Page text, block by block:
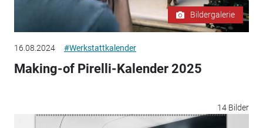
Bildergalerie
16.08.2024 #Werkstattkalender
Making-of Pirelli-Kalender 2025
14 Bilder